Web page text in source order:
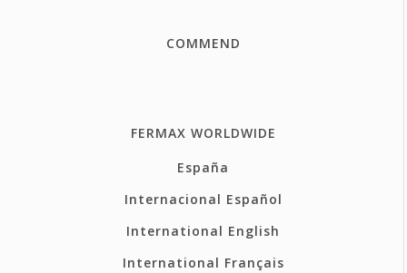
COMMEND
FERMAX WORLDWIDE
España
Internacional Español
International English
International Français